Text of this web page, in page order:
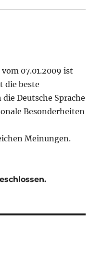
07.01.2009 ist
die beste
Deutsche Sprache
Besonderheiten
Meinungen.